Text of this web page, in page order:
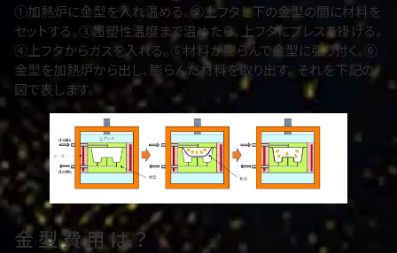
①加熱炉に金型を入れ温める。②上フタと下の金型の間に材料を
セットする。③超塑性温度まで温めたら、上フタにプレスを掛ける。
④上フタからガスを入れる。⑤材料が膨らんで金型に張り付く。⑥
金型を加熱炉から出し、膨らんだ材料を取り出す。 それを下記の
図で表します。
金型費用は？